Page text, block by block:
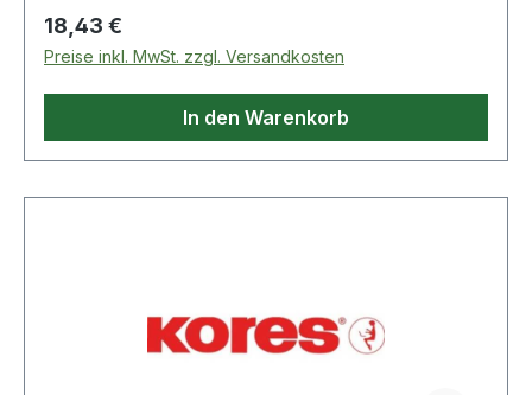
Regulärer Preis:
18,43 €
Preise inkl. MwSt. zzgl. Versandkosten
In den Warenkorb